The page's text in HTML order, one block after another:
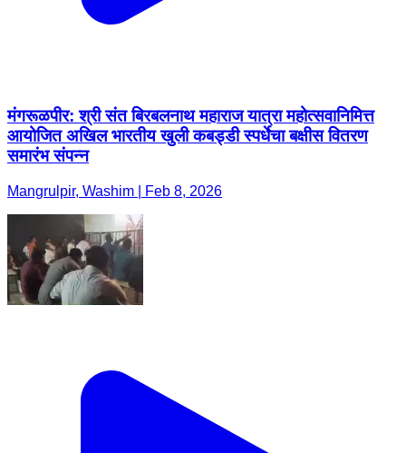
मंगरूळपीर: श्री संत बिरबलनाथ महाराज यात्रा महोत्सवानिमित्त
आयोजित अखिल भारतीय खुली कबड्डी स्पर्धेचा बक्षीस वितरण
समारंभ संपन्न
Mangrulpir, Washim | Feb 8, 2026